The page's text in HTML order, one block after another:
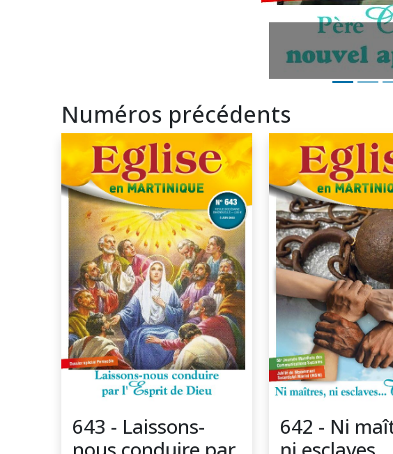
Numéros précédents
643 - Laissons-
642 - Ni